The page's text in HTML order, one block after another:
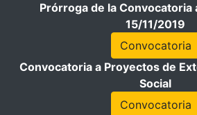
Prórroga de la Convocatoria
15/11/2019
Convocatoria
Convocatoria a Proyectos de
Social
Convocatoria